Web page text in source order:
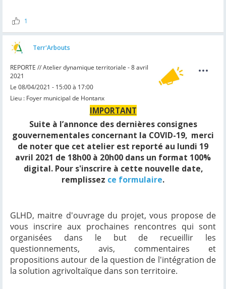
1
Terr'Arbouts
REPORTE // Atelier dynamique territoriale - 8 avril
2021
Le 08/04/2021 - 15:00 à 17:00
Lieu : Foyer municipal de Hontanx
IMPORTANT
Suite à l’annonce des dernières consignes
gouvernementales concernant la COVID-19, merci
de noter que cet atelier est reporté au lundi 19
avril 2021 de 18h00 à 20h00 dans un format 100%
digital. Pour s'inscrire à cette nouvelle date,
remplissez ce formulaire.
GLHD, maitre d'ouvrage du projet, vous propose de
vous inscrire aux prochaines rencontres qui sont
organisées dans le but de recueillir les
questionnements, avis, commentaires et
propositions autour de la question de l'intégration de
la solution agrivoltaïque dans son territoire.